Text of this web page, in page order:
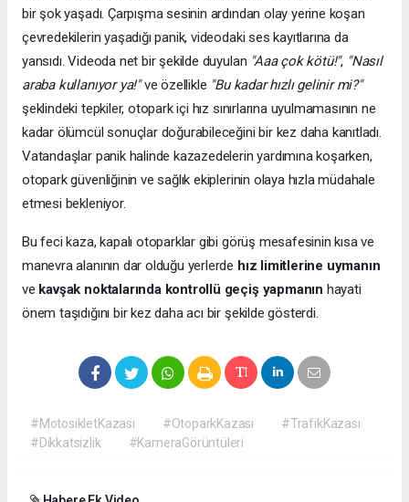
bir şok yaşadı. Çarpışma sesinin ardından olay yerine koşan
çevredekilerin yaşadığı panik, videodaki ses kayıtlarına da
yansıdı. Videoda net bir şekilde duyulan "Aaa çok kötü!", "Nasıl
araba kullanıyor ya!"ve özellikle "Bu kadar hızlı gelinir mi?"
şeklindeki tepkiler, otopark içi hız sınırlarına uyulmamasının ne
kadar ölümcül sonuçlar doğurabileceğini bir kez daha kanıtladı.
Vatandaşlar panik halinde kazazedelerin yardımına koşarken,
otopark güvenliğinin ve sağlık ekiplerinin olaya hızla müdahale
etmesi bekleniyor.
Bu feci kaza, kapalı otoparklar gibi görüş mesafesinin kısa ve
manevra alanının dar olduğu yerlerde hız limitlerine uymanın
ve kavşak noktalarında kontrollü geçiş yapmanın hayati
önem taşıdığını bir kez daha acı bir şekilde gösterdi.
#MotosikletKazası #OtoparkKazası
#TrafikKazası
#Dikkatsizlik
#KameraGörüntüleri